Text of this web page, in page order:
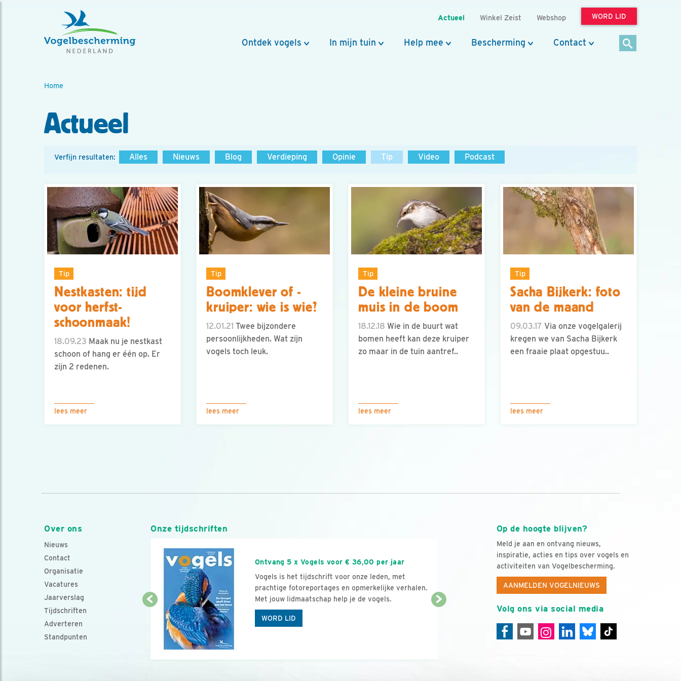
Actueel Winkel Zeist Webshop WORD LID
Ontdek vogels In mijn tuin Help mee Bescherming Contact
Home
Actueel
Verfijn resultaten: Alles Nieuws Blog Verdieping Opinie Tip Video Podcast
Tip
Nestkasten: tijd
voor herfst-
schoonmaak!
18.09.23 Maak nu je nestkast
schoon of hang er één op. Er
zijn 2 redenen.
lees meer
Tip
Boomklever of -
kruiper: wie is wie?
12.01.21 Twee bijzondere
persoonlijkheden. Wat zijn
vogels toch leuk.
lees meer
Tip
De kleine bruine
muis in de boom
18.12.18 Wie in de buurt wat
bomen heeft kan deze kruiper
zo maar in de tuin aantref..
lees meer
Tip
Sacha Bijkerk: foto
van de maand
09.03.17 Via onze vogelgalerij
kregen we van Sacha Bijkerk
een fraaie plaat opgestuu..
lees meer
Over ons
Nieuws
Contact
Organisatie
Vacatures
Jaarverslag
Tijdschriften
Adverteren
Standpunten
Op de hoogte blijven?
Meld je aan en ontvang nieuws,
inspiratie, acties en tips over vogels en
activiteiten van Vogelbescherming.
AANMELDEN VOGELNIEUWS
Volg ons via social media
Onze tijdschriften
Ontvang 5 x Vogels voor € 36,00 per jaar
Vogels is het tijdschrift voor onze leden, met
prachtige fotoreportages en opmerkelijke verhalen.
Met jouw lidmaatschap help je de vogels.
WORD LID